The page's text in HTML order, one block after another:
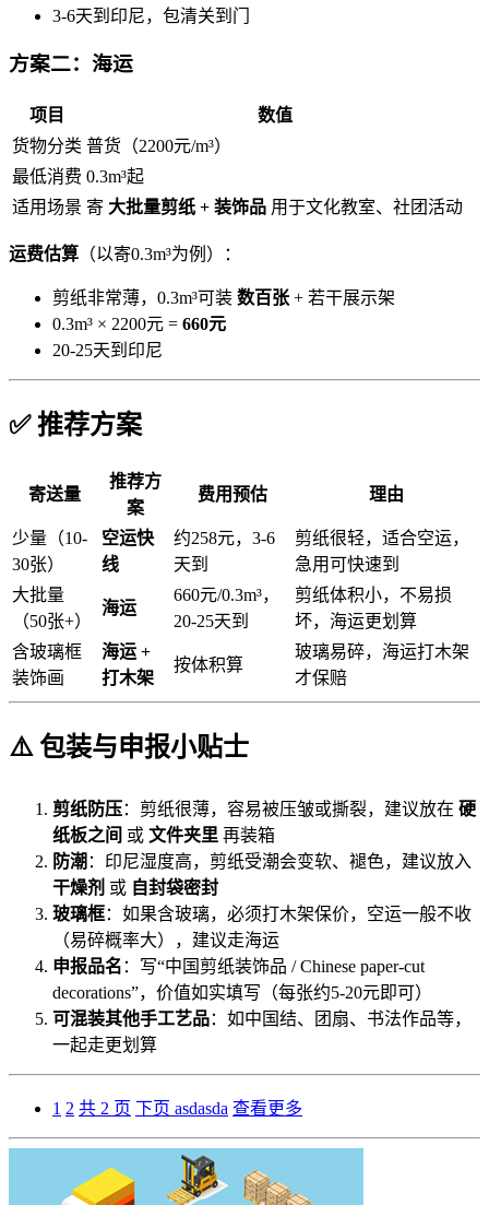
3-6天到印尼，包清关到门
方案二：海运
项目
数值
货物分类 普货（2200元/m³）
最低消费 0.3m³起
适用场景 寄 大批量剪纸 + 装饰品 用于文化教室、社团活动
运费估算 （以寄0.3m³为例）：
剪纸非常薄，0.3m³可装 数百张 + 若干展示架
0.3m³ × 2200元 = 660元
20-25天到印尼
✅ 推荐方案
寄送量
推荐方
案
费用预估 理由
少量（10-
30张）
空运快
线
约258元，3-6
天到
剪纸很轻，适合空运，
急用可快速到
大批量
（50张+）
海运
660元/0.3m³，
20-25天到
剪纸体积小，不易损
坏，海运更划算
含玻璃框
装饰画
海运 +
打木架
按体积算
玻璃易碎，海运打木架
才保赔
⚠️ 包装与申报小贴士
剪纸防压：剪纸很薄，容易被压皱或撕裂，建议放在 硬
纸板之间 或 文件夹里 再装箱
防潮 ：印尼湿度高，剪纸受潮会变软、褪色，建议放入
干燥剂 或 自封袋密封
玻璃框：如果含玻璃，必须打木架保价，空运一般不收
（易碎概率大），建议走海运
申报品名 ：写“中国剪纸装饰品 / Chinese paper-cut
decorations”，价值如实填写（每张约5-20元即可）
可混装其他手工艺品：如中国结、团扇、书法作品等，
一起走更划算
1 2 共 2 页 下页 asdasda 查看更多